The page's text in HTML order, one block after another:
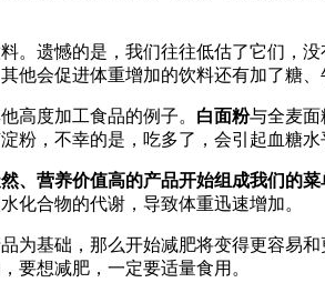
。遗憾的是，我们往往低估了它们，
他会促进体重增加的饮料还有加了糖
高度加工食品的例子。 白面粉与全麦面
粉，不幸的是，吃多了，会引起血糖
、营养价值高的产品开始组成我们的菜
化合物的代谢，导致体重迅速增加。
为基础，那么开始减肥将变得更容易
要想减肥，一定要适量食用。